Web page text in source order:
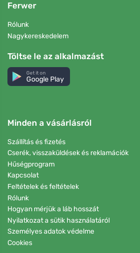
Ferwer
Rólunk
Nagykereskedelem
Töltse le az alkalmazást
Get it on
Google Play
Minden a vásárlásról
Szállítás és fizetés
Cserék, visszaküldések és reklamációk
Hűségprogram
Kapcsolat
Feltételek és feltételek
Rólunk
Hogyan mérjük a láb hosszát
Nyilatkozat a sütik használatáról
Személyes adatok védelme
Cookies